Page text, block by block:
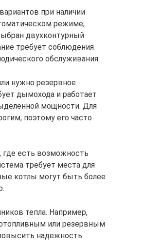
при наличии
режиме,
двухконтурный
требует соблюдения
обслуживания.
нужно резервное
дымохода и работает
мощности. Для
поэтому его часто
где есть возможность
требует места для
котлы могут быть более
тепла. Например,
или резервным
надежность.